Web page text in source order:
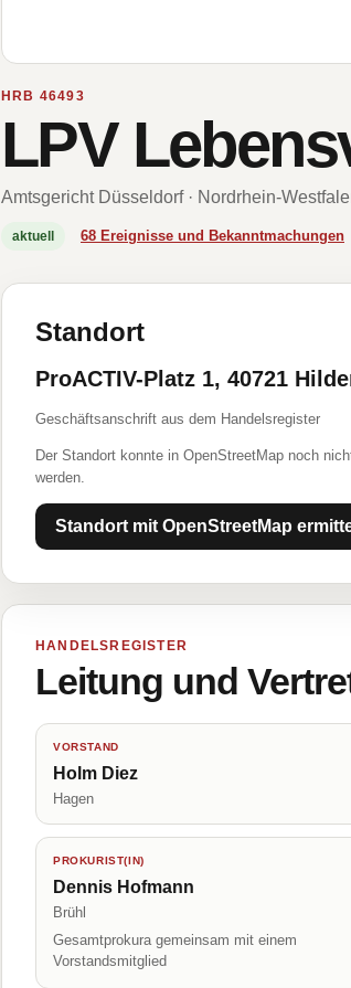
HRB 46493
LPV
Amtsgericht Düsseldorf · Nordrhein-
aktuell 68 Ereignisse und Bekanntmachungen
Standort
ProACTIV-Platz 1, 40721
Geschäftsanschrift aus dem Handelsregister
Der Standort konnte in OpenStreetMap noch
werden.
Standort mit OpenStreetMap
HANDELSREGISTER
Leitung und
VORSTAND
Holm Diez
Hagen
PROKURIST(IN)
Dennis Hofmann
Brühl
Gesamtprokura gemeinsam mit einem
Vorstandsmitglied